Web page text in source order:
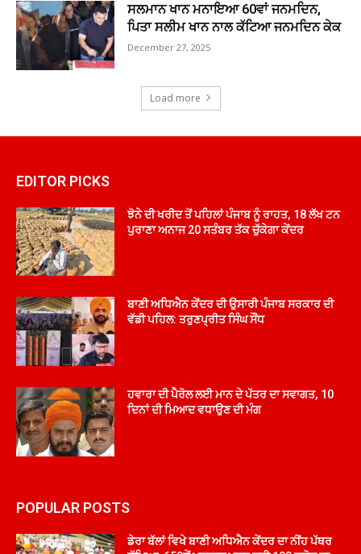
ਸਲਮਾਨ ਖਾਨ ਮਨਾਇਆ 60ਵਾਂ ਜਨਮਦਿਨ,
ਪਿਤਾ ਸਲੀਮ ਖਾਨ ਨਾਲ ਕੱਟਿਆ ਜਨਮਦਿਨ ਕੇਕ
December 27, 2025
Load more
EDITOR PICKS
ਝੋਨੇ ਦੀ ਖਰੀਦ ਤੋਂ ਪਹਿਲਾਂ ਪੰਜਾਬ ਨੂੰ ਰਾਹਤ, 18 ਲੱਖ ਟਨ
ਪੁਰਾਣਾ ਅਨਾਜ 20 ਸਤੰਬਰ ਤੱਕ ਚੁੱਕੇਗਾ ਕੇਂਦਰ
ਬਾਣੀ ਅਧਿਐਨ ਕੇਂਦਰ ਦੀ ਉਸਾਰੀ ਪੰਜਾਬ ਸਰਕਾਰ ਦੀ
ਵੱਡੀ ਪਹਿਲ: ਤਰੁਣਪ੍ਰੀਤ ਸਿੰਘ ਸੌਂਧ
ਹਵਾਰਾ ਦੀ ਪੈਰੋਲ ਲਈ ਮਾਨ ਦੇ ਪੱਤਰ ਦਾ ਸਵਾਗਤ, 10
ਦਿਨਾਂ ਦੀ ਮਿਆਦ ਵਧਾਉਣ ਦੀ ਮੰਗ
POPULAR POSTS
ਡੇਰਾ ਬੱਲਾਂ ਵਿਖੇ ਬਾਣੀ ਅਧਿਐਨ ਕੇਂਦਰ ਦਾ ਨੀਂਹ ਪੱਥਰ